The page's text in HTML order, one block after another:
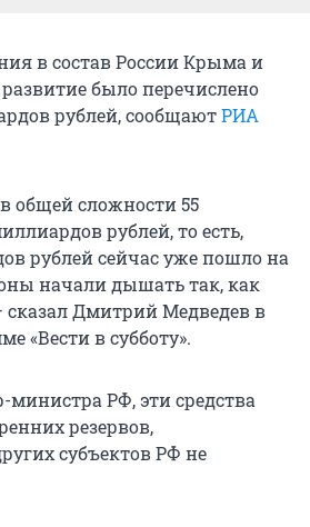
в состав России Крыма и
было перечислено
рублей, сообщаютРИА
общей сложности 55
рублей, то есть,
рублей сейчас уже пошло на
начали дышать так, как
сказал Дмитрий Медведев в
«Вести в субботу».
РФ, эти средства
резервов,
субъектов РФ не